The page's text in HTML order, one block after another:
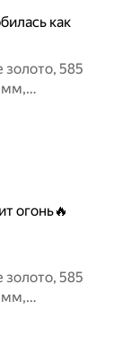
как
585
мм,
огонь🔥
585
мм,